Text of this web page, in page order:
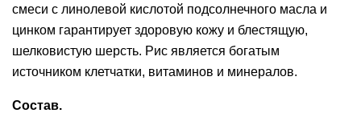
смеси с линолевой кислотой подсолнечного масла и
цинком гарантирует здоровую кожу и блестящую,
шелковистую шерсть. Рис является богатым
источником клетчатки, витаминов и минералов.
Состав.